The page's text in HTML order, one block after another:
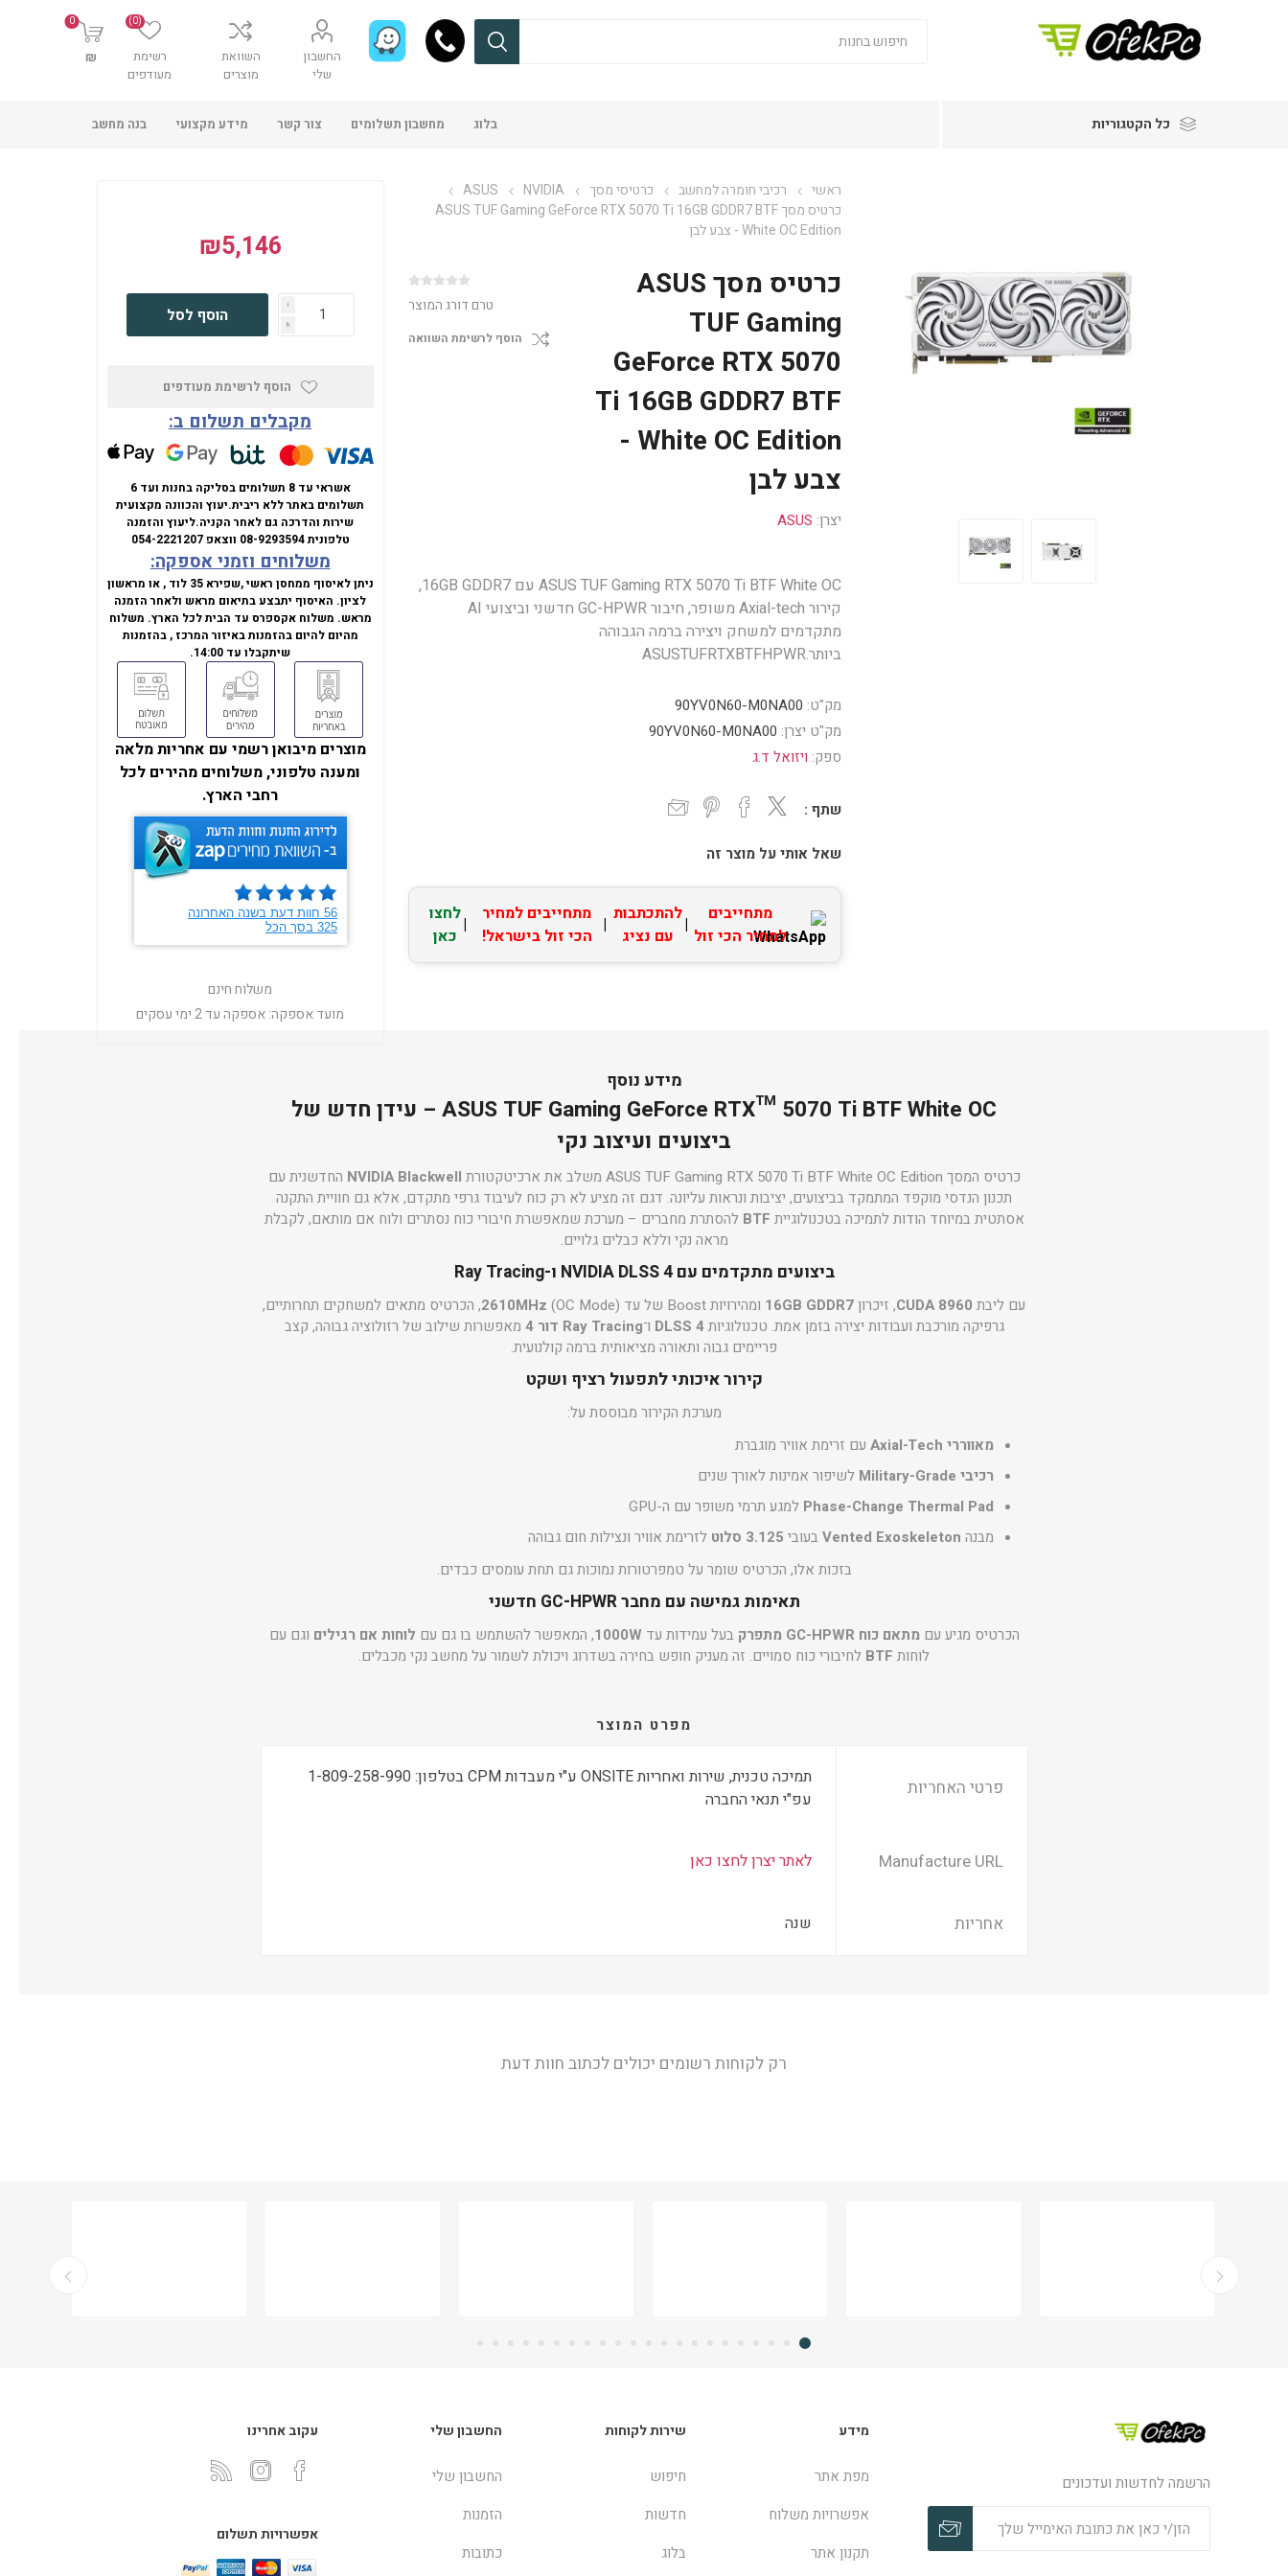
החשבון
שלי
השוואת
מוצרים
רשימת
מעודפים
(0)
0
₪
כל הקטגוריות בלוג מחשבון תשלומים צור קשר מידע מקצועי בנה מחשב
ראשי רכיבי חומרה למחשב כרטיסי מסך NVIDIA
ASUS
כרטיס מסך ASUS TUF Gaming GeForce RTX 5070 Ti 16GB GDDR7 BTF
White OC Edition - צבע לבן
כרטיס מסך ASUS
TUF Gaming
GeForce RTX 5070
Ti 16GB GDDR7 BTF
White OC Edition -
צבע לבן
יצרן: ASUS
טרם דורג המוצר
הוסף לרשימת השוואה
ASUS TUF Gaming RTX 5070 Ti BTF White OC עם 16GB GDDR7,
קירור Axial-tech משופר, חיבור GC-HPWR חדשני וביצועי AI
מתקדמים למשחק ויצירה ברמה הגבוהה
ביותר.ASUSTUFRTXBTFHPWR
מק"ט: 90YV0N60-M0NA00
מק"ט יצרן: 90YV0N60-M0NA00
ספק: ויזואל ד.ג
שתף :
שאל אותי על מוצר זה
מתחייבים
למחיר הכי זול |להתכתבות
עם נציג
| מתחייבים למחיר
הכי זול בישראל!
|לחצו
כאן
₪5,146
i
h הוסף לסל
הוסף לרשימת מעודפים
מקבלים תשלום ב:
אשראי עד 8 תשלומים בסליקה בחנות ועד 6
תשלומים באתר ללא ריבית.יעוץ והכוונה מקצועית
שירות והדרכה גם לאחר הקניה.ליעוץ והזמנה
טלפונית08-9293594 ווצאפ054-2221207
משלוחים וזמני אספקה:
ניתן לאיסוף ממחסן ראשי ,שפירא 35 לוד , או מראשון
לציון. האיסוף יתבצע בתיאום מראש ולאחר הזמנה
מראש. משלוח אקספרס עד הבית לכל הארץ. משלוח
מהיום להיום בהזמנות באיזור המרכז , בהזמנות
שיתקבלו עד 14:00.
מוצרים מיבואן רשמי עם אחריות מלאה
ומענה טלפוני, משלוחים מהירים לכל
רחבי הארץ.
משלוח חינם
מועד אספקה:אספקה עד 2 ימי עסקים
מידע נוסף
ASUS TUF Gaming GeForce RTX™ 5070 Ti BTF White OC – עידן חדש של
ביצועים ועיצוב נקי
כרטיס המסך ASUS TUF Gaming RTX 5070 Ti BTF White OC Edition משלב את ארכיטקטורת NVIDIA Blackwell החדשנית עם
תכנון הנדסי מוקפד המתמקד בביצועים, יציבות ונראות עליונה. דגם זה מציע לא רק כוח לעיבוד גרפי מתקדם, אלא גם חוויית התקנה
אסתטית במיוחד הודות לתמיכה בטכנולוגיית BTF להסתרת מחברים – מערכת שמאפשרת חיבורי כוח נסתרים ולוח אם מותאם, לקבלת
מראה נקי וללא כבלים גלויים.
ביצועים מתקדמים עם NVIDIA DLSS 4 ו-Ray Tracing
עם ליבת CUDA 8960, זיכרון16GB GDDR7 ומהירויות Boost של עד 2610MHz(OC Mode), הכרטיס מתאים למשחקים תחרותיים,
גרפיקה מורכבת ועבודות יצירה בזמן אמת. טכנולוגיותDLSS 4 ו־Ray Tracing דור 4
מאפשרות שילוב של רזולוציה גבוהה, קצב
פריימים גבוה ותאורה מציאותית ברמה קולנועית.
קירור איכותי לתפעול רציף ושקט
מערכת הקירור מבוססת על:
מאווררי Axial-Tech
עם זרימת אוויר מוגברת
רכיבי Military-Grade
לשיפור אמינות לאורך שנים
Phase-Change Thermal Pad למגע תרמי משופר עם ה-GPU
מבנה Vented Exoskeleton בעובי 3.125 סלוט
לזרימת אוויר ונצילות חום גבוהה
בזכות אלו, הכרטיס שומר על טמפרטורות נמוכות גם תחת עומסים כבדים.
תאימות גמישה עם מחבר GC-HPWR חדשני
הכרטיס מגיע עם מתאם כוח GC-HPWR מתפרק בעל עמידות עד 1000W, המאפשר להשתמש בו גם עם לוחות אם רגילים וגם עם
לוחות BTF לחיבורי כוח סמויים. זה מעניק חופש בחירה בשדרוג ויכולת לשמור על מחשב נקי מכבלים.
מפרט המוצר
פרטי האחריות
תמיכה טכנית, שירות ואחריות ONSITE ע"י מעבדות CPM בטלפון: 1-809-258-990
עפ"י תנאי החברה
Manufacture URL לאתר יצרן לחצו כאן
אחריות שנה
רק לקוחות רשומים יכולים לכתוב חוות דעת
הרשמה לחדשות ועדכונים
מידע
מפת אתר
אפשרויות משלוח
תקנון אתר
שירות לקוחות
חיפוש
חדשות
בלוג
החשבון שלי
החשבון שלי
הזמנות
כתובות
עקוב אחרינו
אפשרויות תשלום